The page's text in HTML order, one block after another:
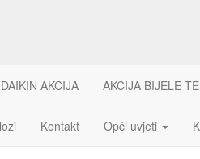
DAIKIN AKCIJA AKCIJA BIJELE
Kontakt Opći uvjeti